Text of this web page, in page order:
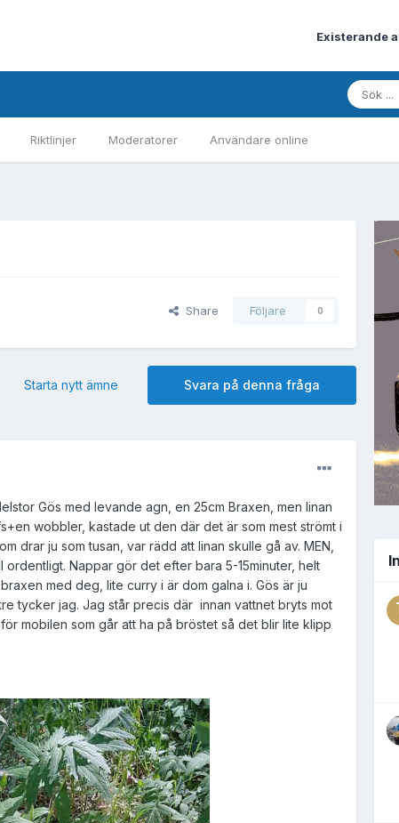
Existerande
Riktlinjer Moderatorer Användare online
Share Följare 0
Svara på denna fråga
Starta nytt ämne
Gös med levande agn, en 25cm Braxen, men linan
wobbler, kastade ut den där det är som mest strömt i
drar ju som tusan, var rädd att linan skulle gå av. MEN,
Nappar gör det efter bara 5-15minuter, helt
med deg, lite curry i är dom galna i. Gös är ju
tycker jag. Jag står precis där innan vattnet bryts mot
mobilen som går att ha på bröstet så det blir lite klipp